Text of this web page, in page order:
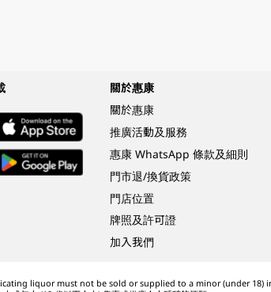
關於惠康
關於惠康
推廣活動及服務
惠康 WhatsApp 條款及細則
門市退/換貨政策
門店位置
牌照及許可證
加入我們
liquor must not be sold or supplied to a minor (under 18)